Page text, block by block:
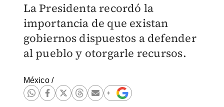
La Presidenta recordó la
importancia de que existan
gobiernos dispuestos a defender
al pueblo y otorgarle recursos.
México/